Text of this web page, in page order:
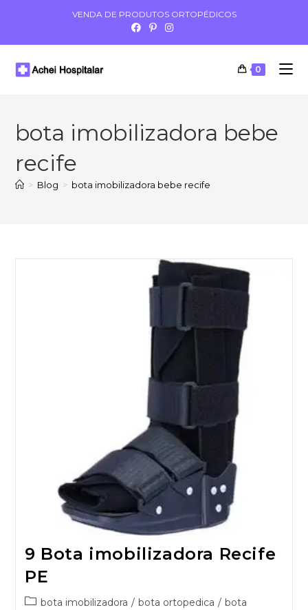
VENDA DE PRODUTOS ORTOPÉDICOS
0
bota imobilizadora bebe
recife
> Blog > bota imobilizadora bebe recife
9 Bota imobilizadora Recife
PE
bota imobilizadora / bota ortopedica / bota